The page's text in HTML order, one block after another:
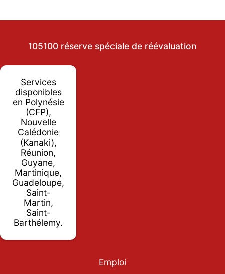
105100 réserve spéciale de réévaluation
Services
disponibles
en Polynésie
(CFP),
Nouvelle
Calédonie
(Kanaki),
Réunion,
Guyane,
Martinique,
Guadeloupe,
Saint-
Martin,
Saint-
Barthélemy.
Emploi